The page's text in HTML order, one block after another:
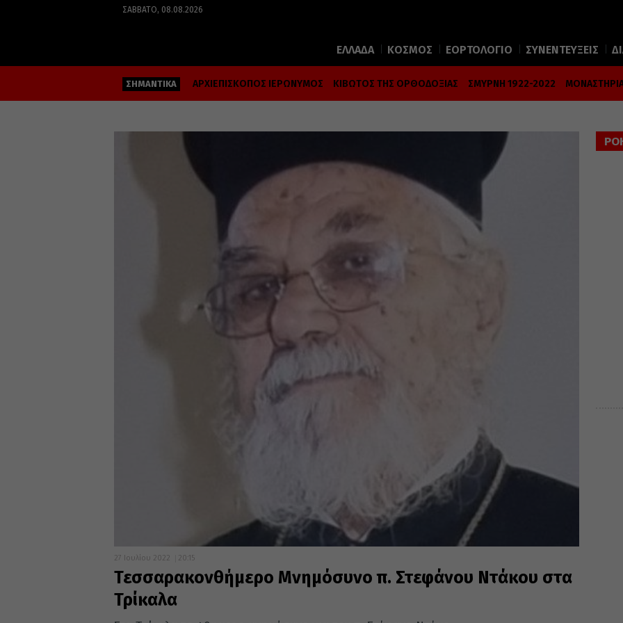
ΣΆΒΒΑΤΟ, 08.08.2026
ΕΛΛΑΔΑ ΚΟΣΜΟΣ ΕΟΡΤΟΛΟΓΙΟ ΣΥΝΕΝΤΕΥΞΕΙΣ
ΣΗΜΑΝΤΙΚΑ ΑΡΧΙΕΠΙΣΚΟΠΟΣ ΙΕΡΩΝΥΜΟΣ ΚΙΒΩΤΟΣ ΤΗΣ ΟΡΘΟΔΟΞΙΑΣ ΣΜΥΡΝΗ 1922-2022
27 Ιουλίου 2022 20:15
Τεσσαρακονθήμερο Μνημόσυνο π. Στεφάνου Ντάκου στα
Τρίκαλα